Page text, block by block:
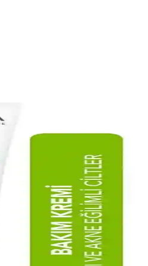
oluşumunu azaltma yolları
edilmesi gerekenler hakkında bilgiler
sağlıklı ve dengeli cilt
ve sorunlarınızı azaltın.